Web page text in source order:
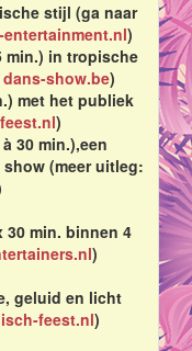
stijl (ga naar
)
min.) in tropische
dans-show.be)
met het publiek
)
30 min.),een
(meer uitleg:
30 min. binnen 4
)
geluid en licht
feest.nl)